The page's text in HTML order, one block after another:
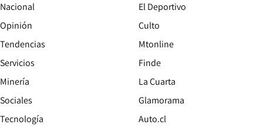
Nacional
Opinión
Tendencias
Servicios
Minería
Sociales
Tecnología
El Deportivo
Culto
Mtonline
Finde
La Cuarta
Glamorama
Auto.cl